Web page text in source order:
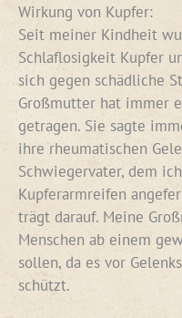
Wirkung von Kupfer:
Seit meiner Kindheit
Schlaflosigkeit Kupfer
sich gegen schädliche
Großmutter hat immer
getragen. Sie sagte
ihre rheumatischen
Schwiegervater, dem
Kupferarmreifen
trägt darauf. Meine
Menschen ab einem
sollen, da es vor
schützt.